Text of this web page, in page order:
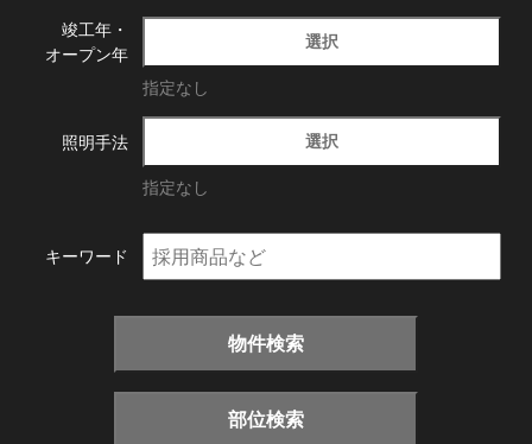
竣工年・
オープン年
選択
指定なし
照明手法 選択
指定なし
キーワード
物件検索
部位検索